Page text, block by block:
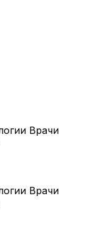
Врачи
Врачи